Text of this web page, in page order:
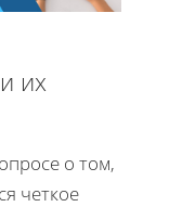
их
о том,
четкое